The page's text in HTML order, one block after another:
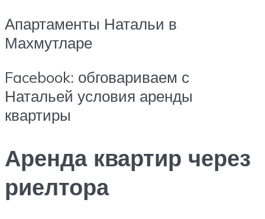
Апартаменты Натальи в
Махмутларе
Facebook: обговариваем с
Натальей условия аренды
квартиры
Аренда квартир через
риелтора